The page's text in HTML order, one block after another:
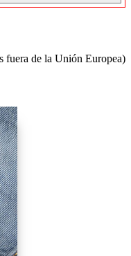
fuera de la Unión Europea)